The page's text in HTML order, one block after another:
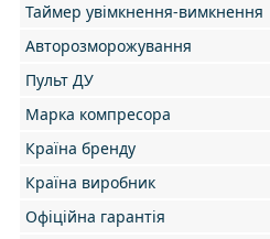
Таймер увімкнення-вимкнення
Авторозморожування
Пульт ДУ
Марка компресора
Країна бренду
Країна виробник
Офіційна гарантія